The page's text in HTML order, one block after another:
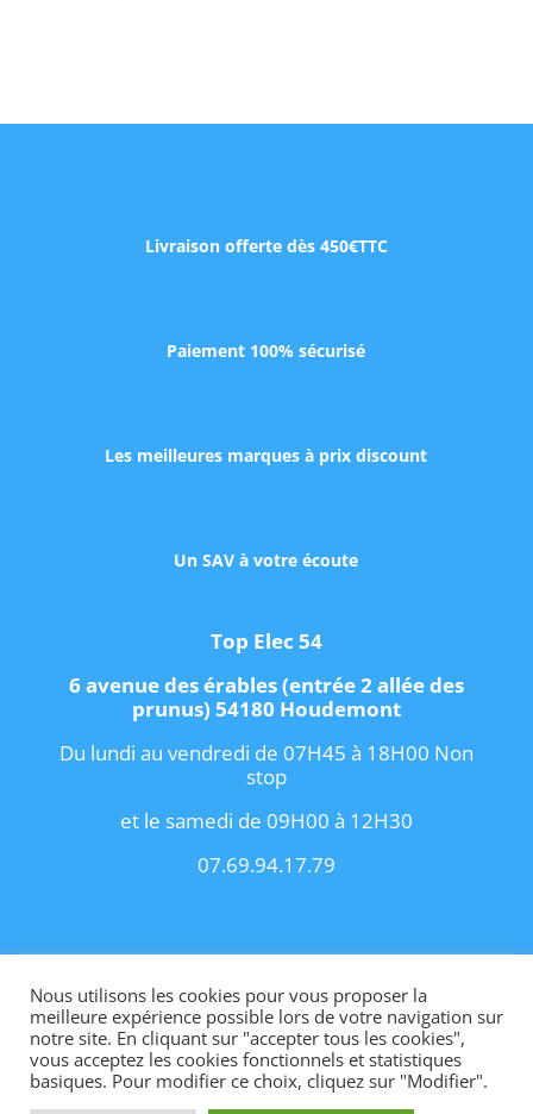
Livraison offerte dès 450€TTC
Paiement 100% sécurisé
Les meilleures marques à prix discount
Un SAV à votre écoute
Top Elec 54
6 avenue des érables (entrée 2 allée des
prunus) 54180 Houdemont
Du lundi au vendredi de 07H45 à 18H00 Non
stop
et le samedi de 09H00 à 12H30
07.69.94.17.79
Copyright 2021 IConditions Générales de
VenteIContact
Site internet créé par OhMyConcept.fr
Nous utilisons les cookies pour vous proposer la
meilleure expérience possible lors de votre navigation sur
notre site. En cliquant sur "accepter tous les cookies",
vous acceptez les cookies fonctionnels et statistiques
basiques. Pour modifier ce choix, cliquez sur "Modifier".